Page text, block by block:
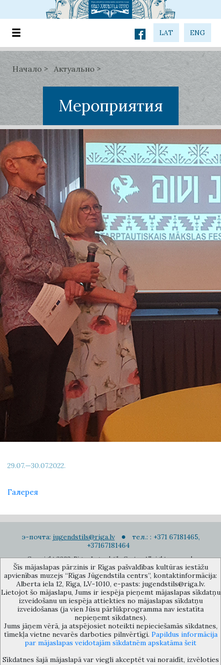
LAT ENG
Начало Актуально
Мероприятия
29.07.—30.07.2022.
Галерея
э-почта: jugendstils@riga.lv
тел.: : +371 67181465,
+37167181464
Copyright 2022. Rigas Jugendstila Centrs. All right reserved.
Подписаться на новости
Музей объединения культурных учереждений Рижского
самоуправления «Рижский центр югендстиля», улица Альберта 12,
Рига, LV 1010, Латвия (дверной код: 12), jugendstils@riga.lv
Šīs mājaslapas pārzinis ir Rīgas pašvaldības kultūras iestāžu
apvienības muzejs “Rīgas Jūgendstila centrs”, kontaktinformācija:
Alberta iela 12, Rīga, LV-1010, e-pasts: jugendstils@riga.lv.
Lietojot šo mājaslapu, Jums ir iespēja pieņemt mājaslapas sīkdatņu
izveidošanu un iespēja attiekties no mājaslapas sīkdatņu
izveidošanas (ja vien Jūsu pārlūkprogramma nav iestatīta
nepieņemt sīkdatnes).
Jums jāņem vērā, ja atspējosiet noteikti nepieciešamās sīkdatnes,
tīmekļa vietne nevarēs darboties pilnvērtīgi. Papildus informācija
par mājaslapas veidotajām sīkdatnēm apskatāma šeit
Sīkdatnes šajā mājaslapā var viegli akceptēt vai noraidīt, izvēloties